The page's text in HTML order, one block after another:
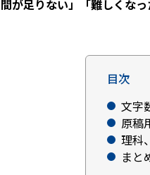
間が足りない」「難しくなっ
目次
文字
原稿
理科
まと